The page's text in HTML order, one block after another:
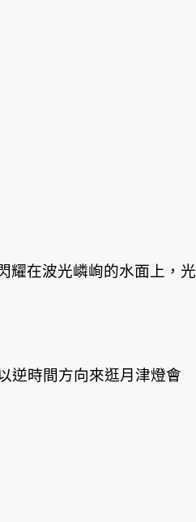
耀在波光嶙峋的水面上，光
逆時間方向來逛月津燈會